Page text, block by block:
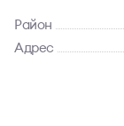
Район
Адрес